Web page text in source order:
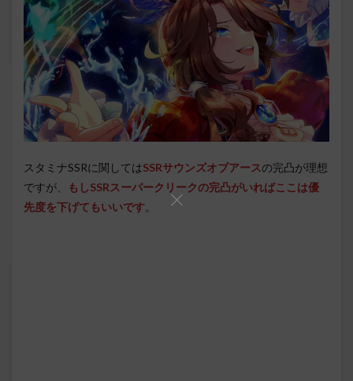
スタミナSSRに関してはSSRサウンズオブアースの完凸が理想
ですが、
もしSSRスーパークリークの完凸がいればここは優
先度を下げてもいいです。